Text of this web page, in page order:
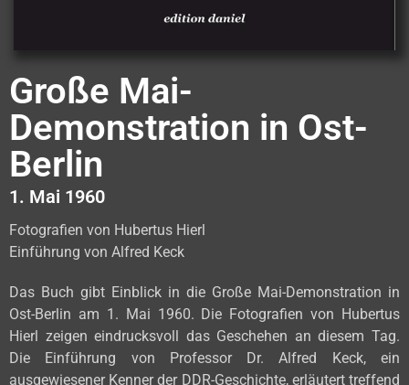
Große Mai-
Demonstration in Ost-
Berlin
1. Mai 1960
Fotografien von Hubertus Hierl
Einführung von Alfred Keck
Das Buch gibt Einblick in die Große Mai-Demonstration in
Ost-Berlin am 1. Mai 1960. Die Fotografien von Hubertus
Hierl zeigen eindrucksvoll das Geschehen an diesem Tag.
Die Einführung von Professor Dr. Alfred Keck, ein
ausgewiesener Kenner der DDR-Geschichte, erläutert treffend